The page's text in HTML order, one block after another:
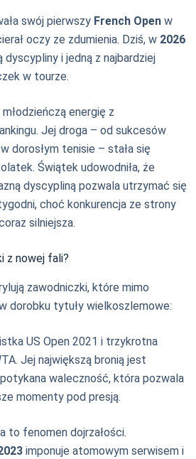
swój pierwszy French Open w
oczy ze zdumienia. Dziś, w 2026
dyscypliny i jedną z najbardziej
w tourze.
młodzieńczą energię z
Jej droga – od sukcesów
dorosłym tenisie – stała się
Świątek udowodniła, że
dyscypliną pozwala utrzymać się
choć konkurencja ze strony
silniejsza.
z nowej fali?
zawodniczki, które mimo
dorobku tytuły wielkoszlemowe:
US Open 2021 i trzykrotna
Jej największą bronią jest
waleczność, która pozwala
momenty pod presją.
to fenomen dojrzałości.
imponuje atomowym serwisem i